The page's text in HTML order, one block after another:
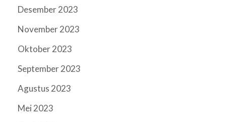
Desember 2023
November 2023
Oktober 2023
September 2023
Agustus 2023
Mei 2023